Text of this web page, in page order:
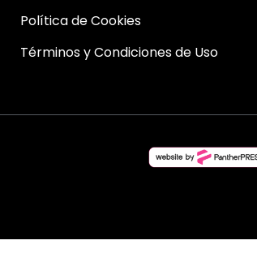
Política de Cookies
Términos y Condiciones de Uso